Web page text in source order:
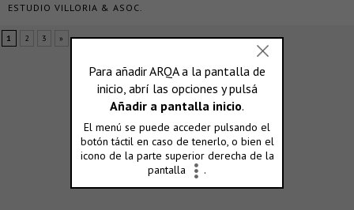
ESTUDIO VILLORIA & ASOC.
1 2 3 »